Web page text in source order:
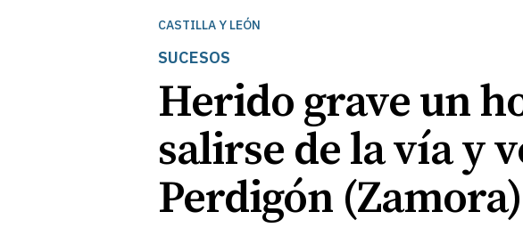
CASTILLA Y LEÓN
SUCESOS
Herido grave un
salirse de la vía y
Perdigón (Zamora)